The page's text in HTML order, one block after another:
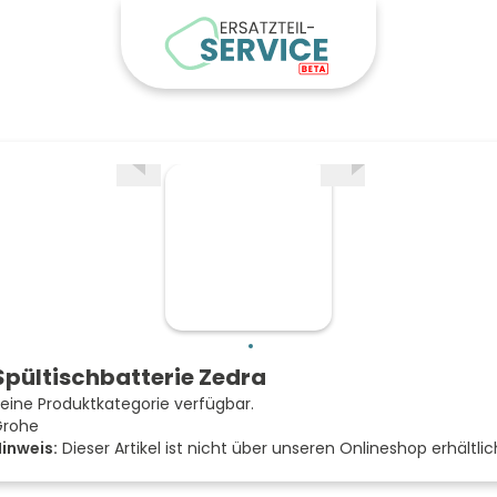
Zedra
Produktkategorie verfügbar.
Dieser Artikel ist nicht über unseren Onlineshop